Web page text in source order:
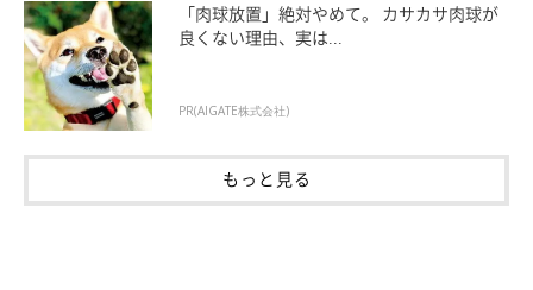
「肉球放置」絶対やめて。 カサカサ肉球が
良くない理由、実は...
PR(AIGATE株式会社)
もっと見る